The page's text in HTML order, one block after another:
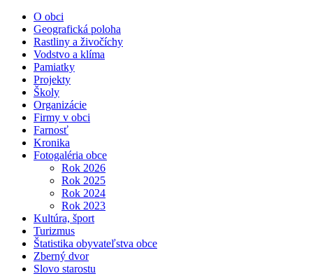
O obci
Geografická poloha
Rastliny a živočíchy
Vodstvo a klíma
Pamiatky
Projekty
Školy
Organizácie
Firmy v obci
Farnosť
Kronika
Fotogaléria obce
Rok 2026
Rok 2025
Rok 2024
Rok 2023
Kultúra, šport
Turizmus
Štatistika obyvateľstva obce
Zberný dvor
Slovo starostu